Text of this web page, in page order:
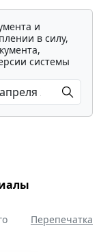
и
в силу,
системы
Перепечатка